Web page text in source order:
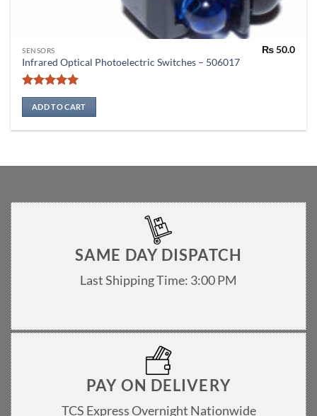
SENSORS
Infrared Optical Photoelectric Switches – 506017
Rated5
out of 5
₨50.0
ADD TO CART
SAME DAY DISPATCH
Last Shipping Time: 3:00 PM
PAY ON DELIVERY
TCS Express Overnight Nationwide